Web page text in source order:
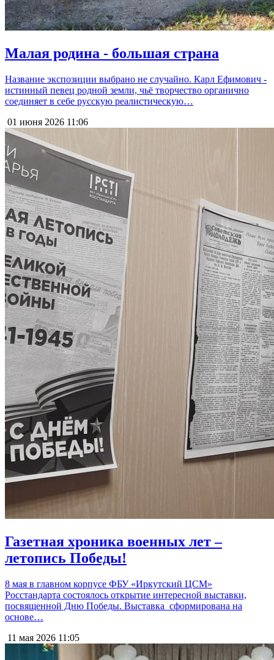
Малая родина - большая страна
Название экспозиции выбрано не случайно. Карл Ефимович -
истинный певец родной земли, чьё творчество органично
соединяет в себе русскую реалистическую…
01 июня 2026 11:06
Газетная хроника военных лет –
летопись Победы!
8 мая в главном корпусе ФБУ «Иркутский ЦСМ»
Росстандарта состоялось открытие интересной выставки,
посвященной Дню Победы. Выставка сформирована на
основе…
11 мая 2026 11:05